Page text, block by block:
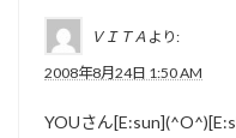
ＶＩＴＡ より:
2008年8月24日 1:50 AM
YOUさん